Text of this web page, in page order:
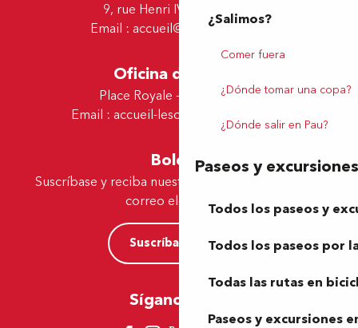
¿Salimos?
Comer fuera
¿Dónde tomar una copa?
¿Dónde salir en Pau?
Paseos y excursiones
Todos los paseos y
Todos los paseos por
Todas las rutas en
Paseos y excursiones
9, rue Henri IV - 64000 Pau
Email : accueil@tourismepau.fr
Oficina de Lescar
Place Royale - 64230 Lescar
Email : accueil-lescar@tourismepau.fr
Boletín
Suscríbase y reciba nuestras ofertas y noticias por
correo electrónico
Suscríbase ahora
Síganos aquí